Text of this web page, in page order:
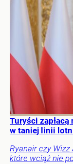
Turyści zapłacą
w taniej linii
Ryanair czy Wizz
które wciąż nie